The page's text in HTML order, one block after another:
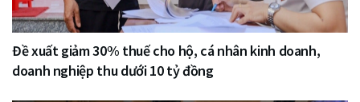
Đề xuất giảm 30% thuế cho hộ, cá nhân kinh doanh,
doanh nghiệp thu dưới 10 tỷ đồng